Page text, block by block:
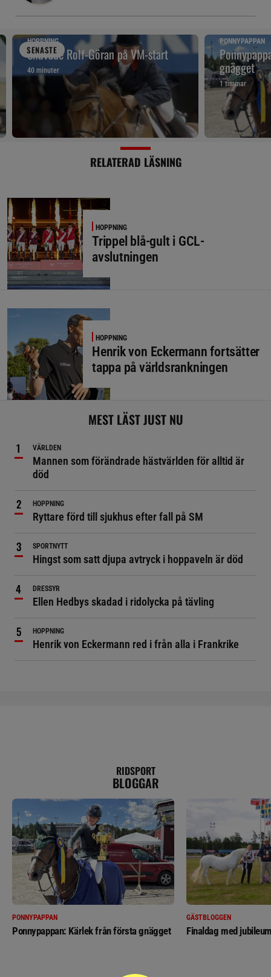
SENASTE
HOPPNING
Snuvade Rolf-Göran på VM-start
40 minuter
PONNYPAPPAN
gnägget
1 timmar
RELATERAD LÄSNING
HOPPNING
Trippel blå-gult i GCL-
avslutningen
HOPPNING
Henrik von Eckermann fortsätter
tappa på världsrankningen
MEST LÄST JUST NU
VÄRLDEN
Mannen som förändrade hästvärlden för alltid är
död
HOPPNING
Ryttare förd till sjukhus efter fall på SM
SPORTNYTT
Hingst som satt djupa avtryck i hoppaveln är död
DRESSYR
Ellen Hedbys skadad i ridolycka på tävling
HOPPNING
Henrik von Eckermann red i från alla i Frankrike
RIDSPORT
BLOGGAR
PONNYPAPPAN
Ponnypappan: Kärlek från första gnägget
GÄSTBLOGGEN
Finaldag med